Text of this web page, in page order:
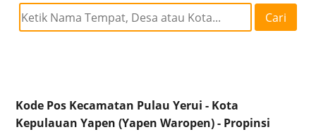
Cari
Kode Pos Kecamatan Pulau Yerui - Kota
Kepulauan Yapen (Yapen Waropen) - Propinsi